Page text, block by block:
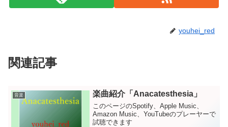
youhei_red
関連記事
音楽 楽曲紹介「Anacatesthesia」
このページのSpotify、Apple Music、
Amazon Music、YouTubeのプレーヤーで
試聴できます